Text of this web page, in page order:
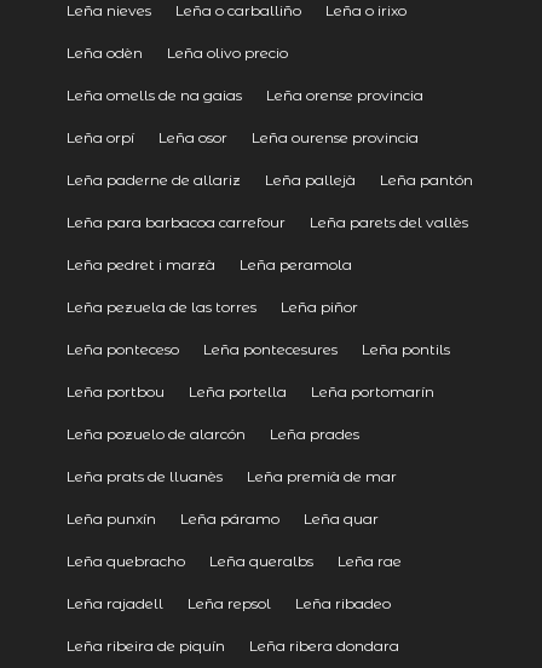
Leña nieves Leña o carballiño Leña o irixo
Leña odèn Leña olivo precio
Leña omells de na gaias Leña orense provincia
Leña orpí Leña osor Leña ourense provincia
Leña paderne de allariz Leña pallejà Leña pantón
Leña para barbacoa carrefour Leña parets del vallès
Leña pedret i marzà Leña peramola
Leña pezuela de las torres Leña piñor
Leña ponteceso Leña pontecesures Leña pontils
Leña portbou Leña portella Leña portomarín
Leña pozuelo de alarcón Leña prades
Leña prats de lluanès Leña premià de mar
Leña punxín Leña páramo Leña quar
Leña quebracho Leña queralbs Leña rae
Leña rajadell Leña repsol Leña ribadeo
Leña ribeira de piquín Leña ribera dondara